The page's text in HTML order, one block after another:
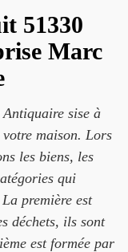
51330
Marc
sise à
votre maison. Lors
les biens, les
qui
première est
déchets, ils sont
est formée par